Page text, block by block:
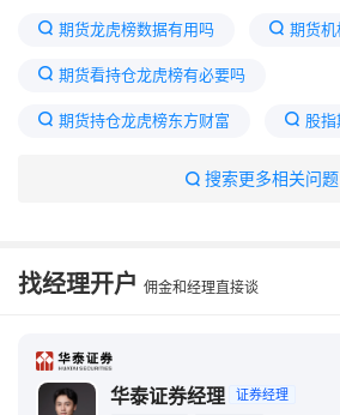
期货龙虎榜数据有用吗 期货机
期货看持仓龙虎榜有必要吗
期货持仓龙虎榜东方财富 股
期指持仓合约会员龙虎榜数据
搜索更多相关问题
找经理开户 佣金和经理直接谈
华泰证券经理 证券经理